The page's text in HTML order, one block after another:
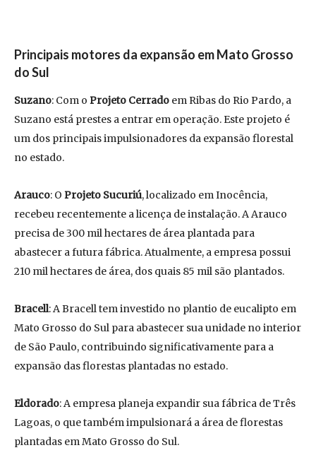
Principais motores da expansão em Mato Grosso
do Sul
Suzano: Com o Projeto Cerrado em Ribas do Rio Pardo, a
Suzano está prestes a entrar em operação. Este projeto é
um dos principais impulsionadores da expansão florestal
no estado.
Arauco: O Projeto Sucuriú, localizado em Inocência,
recebeu recentemente a licença de instalação. A Arauco
precisa de 300 mil hectares de área plantada para
abastecer a futura fábrica. Atualmente, a empresa possui
210 mil hectares de área, dos quais 85 mil são plantados.
Bracell: A Bracell tem investido no plantio de eucalipto em
Mato Grosso do Sul para abastecer sua unidade no interior
de São Paulo, contribuindo significativamente para a
expansão das florestas plantadas no estado.
Eldorado: A empresa planeja expandir sua fábrica de Três
Lagoas, o que também impulsionará a área de florestas
plantadas em Mato Grosso do Sul.